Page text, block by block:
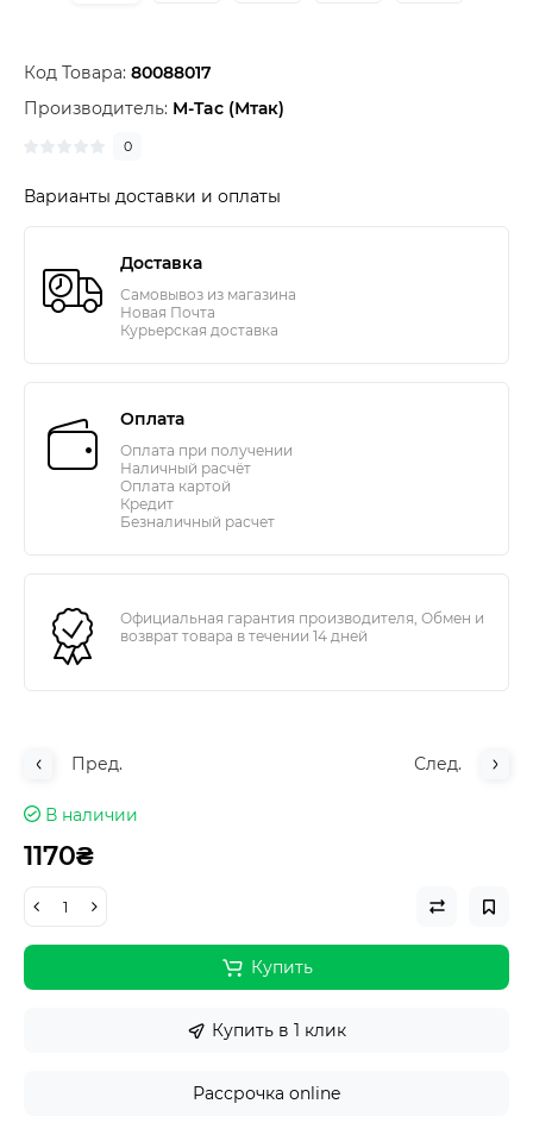
Код Товара: 80088017
Производитель: M-Tac (Мтак)
0
Варианты доставки и оплаты
Доставка
Самовывоз из магазина
Новая Почта
Курьерская доставка
Оплата
Оплата при получении
Наличный расчёт
Оплата картой
Кредит
Безналичный расчет
Официальная гарантия производителя, Обмен и
возврат товара в течении 14 дней
Пред. След.
В наличии
1170₴
Купить
Купить в 1 клик
Рассрочка online